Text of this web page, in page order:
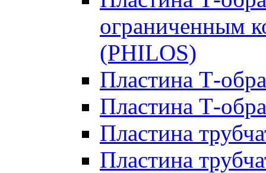
ограниченным
(PHILOS)
Пластина Т-
Пластина Т-
Пластина
Пластина